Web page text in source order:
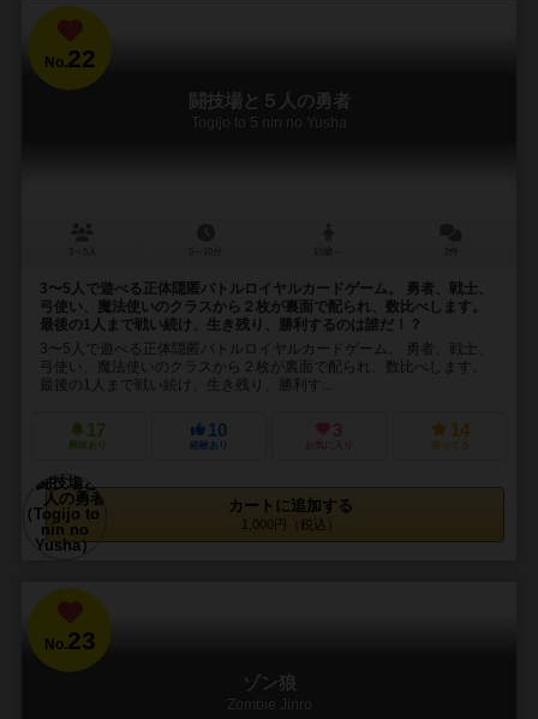
No.22
闘技場と５人の勇者
Togijo to 5 nin no Yusha
3〜5人で遊べる正体隠匿バトルロイヤルカードゲーム。 勇者、戦士、
弓使い、魔法使いのクラスから２枚が裏面で配られ、数比べします。
最後の1人まで戦い続け、生き残り、勝利するのは誰だ！？
3〜5人で遊べる正体隠匿バトルロイヤルカードゲーム。 勇者、戦士、
弓使い、魔法使いのクラスから２枚が裏面で配られ、数比べします。
最後の1人まで戦い続け、生き残り、勝利す...
17
興味あり
10
経験あり
3
お気に入り
14
持ってる
カートに追加する
1,000円（税込）
No.23
ゾン狼
Zombie Jinro